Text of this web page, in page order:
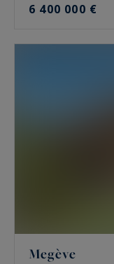
6 400 000 €
Megève